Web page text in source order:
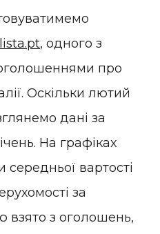
, одного з
про
Оскільки лютий
дані за
На графіках
вартості
за
взято з оголошень,